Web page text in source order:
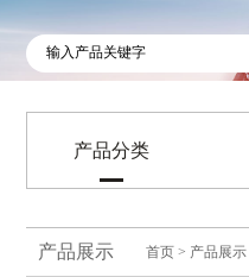
产品分类
产品展示 首页 > 产品展示